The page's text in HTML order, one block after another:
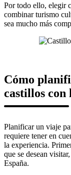
Por todo ello, elegir
combinar turismo
sea mucho más
Cómo
castillos con
Planificar un viaje
requiere tener en
la experiencia.
que se desean
España.